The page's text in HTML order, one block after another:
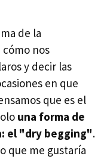
de la
nos
y decir las
en que
que es el
una forma de
el "dry begging".
que me gustaría